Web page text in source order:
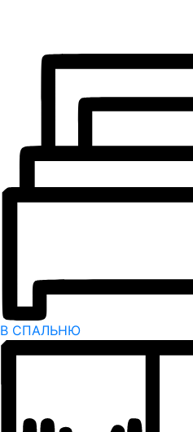
В СПАЛЬНЮ